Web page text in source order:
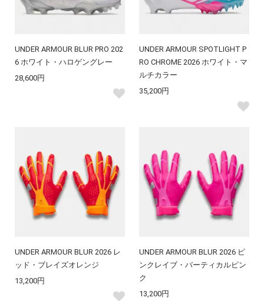
UNDER ARMOUR BLUR PRO 202
6 ホワイト・ハロゲングレー
28,600円
UNDER ARMOUR SPOTLIGHT P
RO CHROME 2026 ホワイト・マ
ルチカラー
35,200円
UNDER ARMOUR BLUR 2026 レ
ッド・ブレイズオレンジ
13,200円
UNDER ARMOUR BLUR 2026 ピ
ンクレイブ・バーティカルピン
ク
13,200円